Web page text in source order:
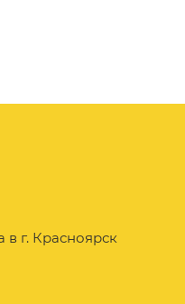
в г. Красноярск